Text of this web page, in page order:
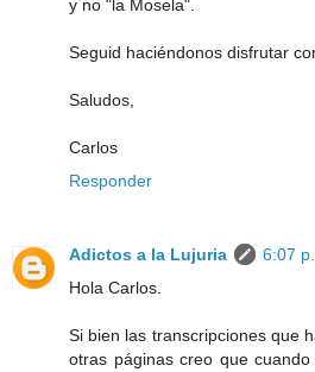
y no "la Mosela".
Seguid haciéndonos disfrutar
Saludos,
Carlos
Responder
Adictos a la Lujuria
6:07 p.
Hola Carlos.
Si bien las transcripciones que
otras páginas creo que